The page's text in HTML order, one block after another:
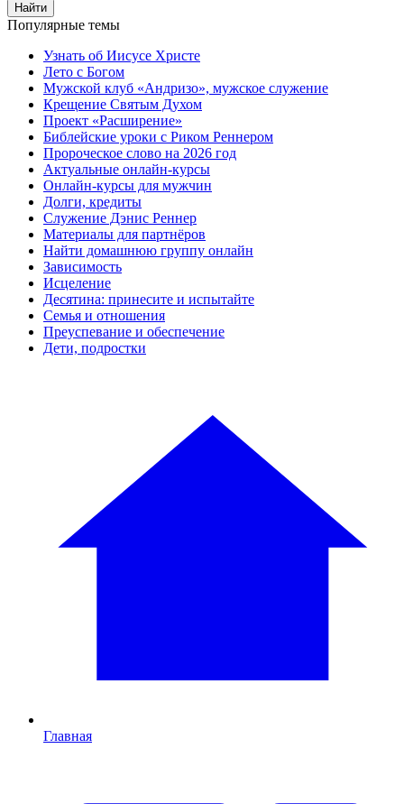
Найти
Популярные темы
Узнать об Иисусе Христе
Лето с Богом
Мужской клуб «Андризо», мужское служение
Крещение Святым Духом
Проект «Расширение»
Библейские уроки с Риком Реннером
Пророческое слово на 2026 год
Актуальные онлайн-курсы
Онлайн-курсы для мужчин
Долги, кредиты
Служение Дэнис Реннер
Материалы для партнёров
Найти домашнюю группу онлайн
Зависимость
Исцеление
Десятина: принесите и испытайте
Семья и отношения
Преуспевание и обеспечение
Дети, подростки
Главная